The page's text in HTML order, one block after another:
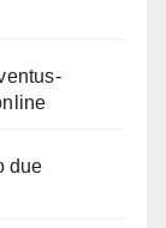
due